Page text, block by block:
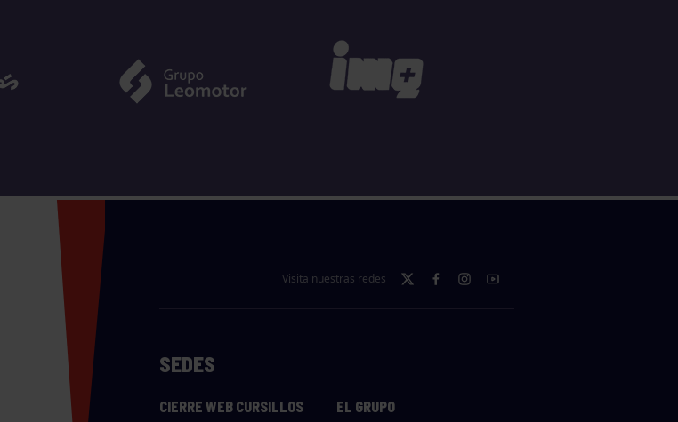
Visita nuestras redes
SEDES
CIERRE WEB CURSILLOS EL GRUPO